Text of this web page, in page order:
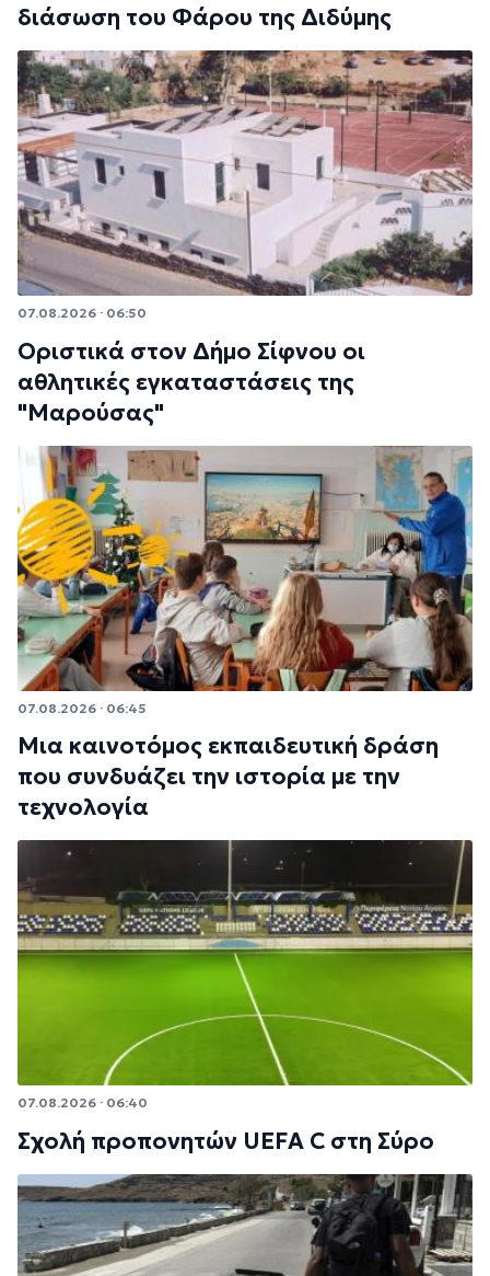
διάσωση του Φάρου της Διδύμης
07.08.2026 · 06:50
Οριστικά στον Δήμο Σίφνου οι
αθλητικές εγκαταστάσεις της
"Μαρούσας"
07.08.2026 · 06:45
Μια καινοτόμος εκπαιδευτική δράση
που συνδυάζει την ιστορία με την
τεχνολογία
07.08.2026 · 06:40
Σχολή προπονητών UEFA C στη Σύρο